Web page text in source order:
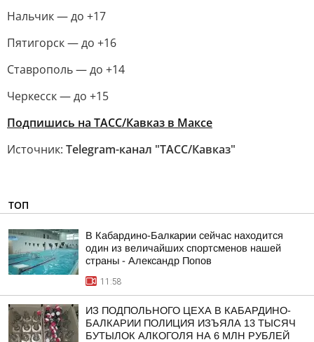
Нальчик — до +17
Пятигорск — до +16
Ставрополь — до +14
Черкесск — до +15
Подпишись на ТАСС/Кавказ в Максе
Источник: Telegram-канал "ТАСС/Кавказ"
ТОП
В Кабардино-Балкарии сейчас находится
один из величайших спортсменов нашей
страны - Александр Попов
11:58
ИЗ ПОДПОЛЬНОГО ЦЕХА В КАБАРДИНО-
БАЛКАРИИ ПОЛИЦИЯ ИЗЪЯЛА 13 ТЫСЯЧ
БУТЫЛОК АЛКОГОЛЯ НА 6 МЛН РУБЛЕЙ